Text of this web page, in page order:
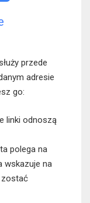
przede
adresie
go:
linki odnoszą
polega na
wskazuje na
zostać